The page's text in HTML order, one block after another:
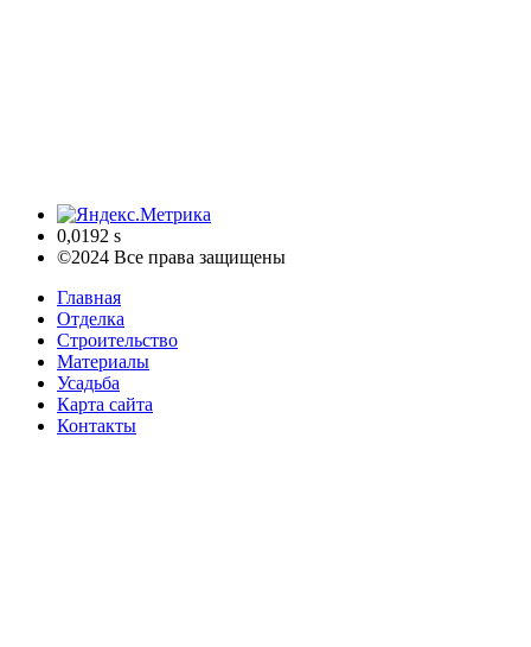
0,0192 s
©2024 Все права защищены
Главная
Отделка
Строительство
Материалы
Усадьба
Карта сайта
Контакты